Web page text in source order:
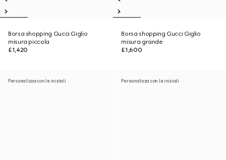
Borsa shopping Gucci Giglio
misura piccola
£1,420
Borsa shopping Gucci Giglio
misura grande
£1,600
Personalizza con le iniziali Personalizza con le iniziali